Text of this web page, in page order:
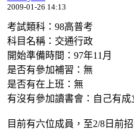
2009-01-26 14:13
考試類科：98高普考
科目名稱：交通行政
開始準備時間：97年11月
是否有參加補習：無
是否有在上班：無
有沒有參加讀書會：自己有成
目前有六位成員，至2/8日前